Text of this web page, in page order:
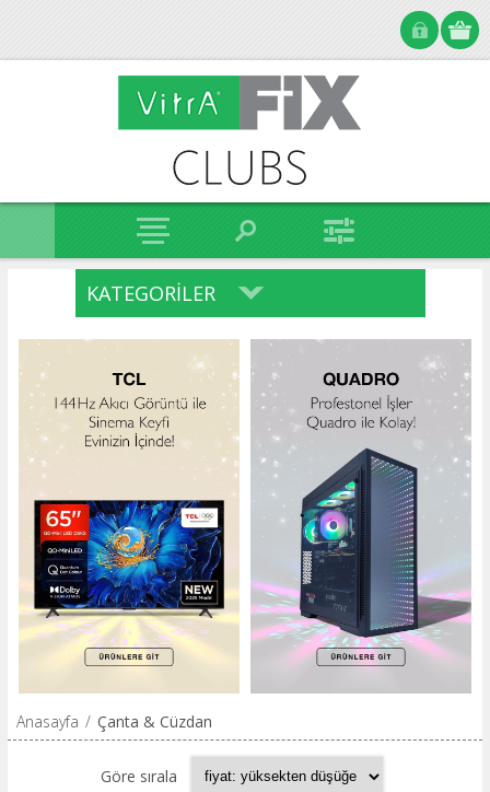
KATEGORILER
Anasayfa / Çanta & Cüzdan
Göre sırala